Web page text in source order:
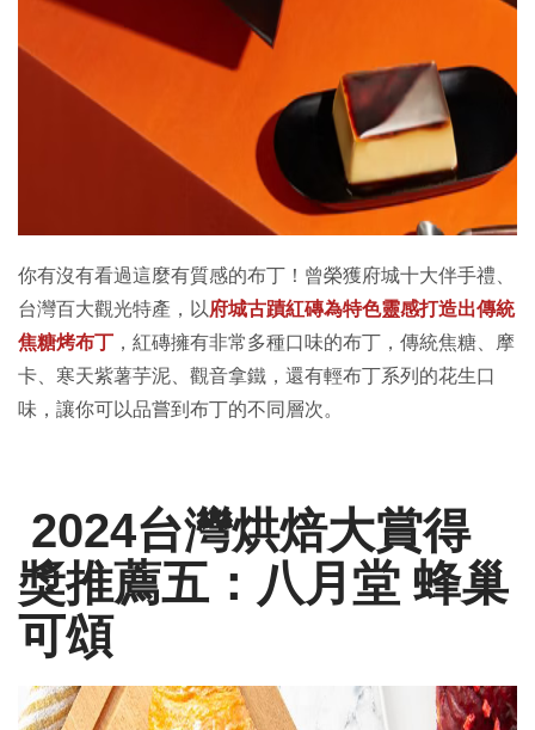
你有沒有看過這麼有質感的布丁！曾榮獲府城十大伴手禮、
台灣百大觀光特產，以 府城古蹟紅磚為特色靈感打造出傳統
焦糖烤布丁 ，紅磚擁有非常多種口味的布丁，傳統焦糖、摩
卡、寒天紫薯芋泥、觀音拿鐵，還有輕布丁系列的花生口
味，讓你可以品嘗到布丁的不同層次。
2024台灣烘焙大賞得
獎推薦五：八月堂 蜂巢
可頌